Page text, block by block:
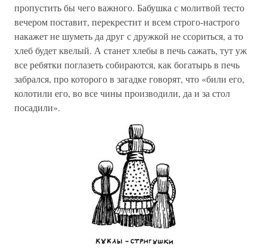
пропустить бы чего важного. Бабушка с молитвой тесто
вечером поставит, перекрестит и всем строго-настрого
накажет не шуметь да друг с дружкой не ссориться, а то
хлеб будет квелый. А станет хлебы в печь сажать, тут уж
все ребятки поглазеть собираются, как богатырь в печь
забрался, про которого в загадке говорят, что «били его,
колотили его, во все чины производили, да и за стол
посадили».